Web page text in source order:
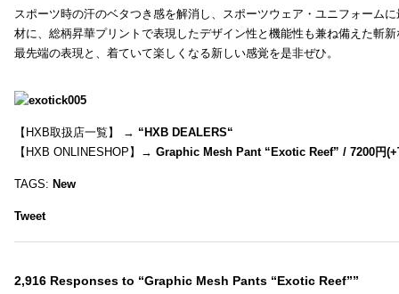
スポーツ時の汗のベタつき感を解消し、スポーツウェア・ユニフォーム
材に、総柄昇華プリントで表現したデザイン性と機能性も兼ね備えた斬
最先端の表現と、着ていて楽しくなる新しい感覚を是非ぜひ。
【HXB取扱店一覧】 → “HXB DEALERS“
【HXB ONLINESHOP】→ Graphic Mesh Pant “Exotic Reef” / 7200円
TAGS: New
Tweet
2,916 Responses to “Graphic Mesh Pants “Exotic Reef””